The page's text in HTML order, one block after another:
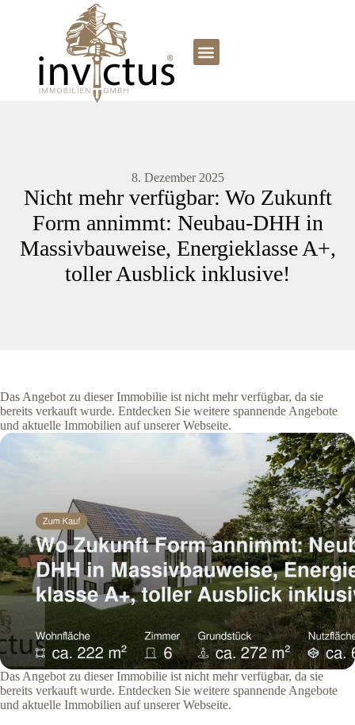
8. Dezember 2025
Nicht mehr verfügbar: Wo Zukunft
Form annimmt: Neubau-DHH in
Massivbauweise, Energieklasse A+,
toller Ausblick inklusive!
Das Angebot zu dieser Immobilie ist nicht mehr verfügbar, da sie
bereits verkauft wurde. Entdecken Sie weitere spannende Angebote
und aktuelle Immobilien auf unserer Webseite.
Das Angebot zu dieser Immobilie ist nicht mehr verfügbar, da sie
bereits verkauft wurde. Entdecken Sie weitere spannende Angebote
und aktuelle Immobilien auf unserer Webseite.